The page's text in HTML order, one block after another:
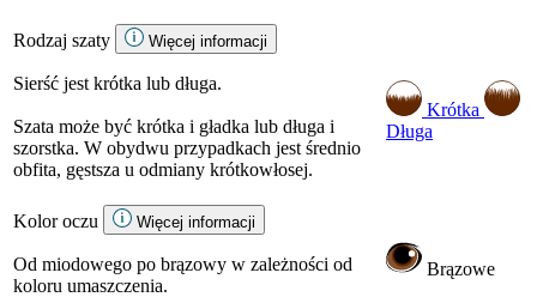
Rodzaj szaty Więcej informacji
Sierść jest krótka lub długa.
Szata może być krótka i gładka lub długa i
szorstka. W obydwu przypadkach jest średnio
obfita, gęstsza u odmiany krótkowłosej.
Krótka
Długa
Kolor oczu Więcej informacji
Od miodowego po brązowy w zależności od
koloru umaszczenia.
Brązowe